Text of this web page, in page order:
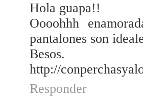
Hola guapa!!
Oooohhh
pantalones son
Besos.
http://
Responder